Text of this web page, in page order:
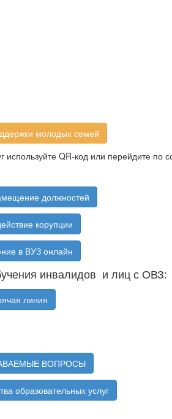
молодых семей
используйте QR-код или перейдите по
должностей
корупции
в ВУЗ онлайн
инвалидов и лиц с ОВЗ:
линия
ВОПРОСЫ
образовательных услуг